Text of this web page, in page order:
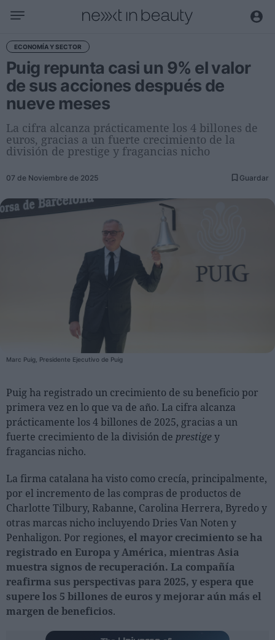
Negocio
Editorial
Actualidad
Economía y sector
Nombramientos
Entrevistas a directivos
Innovación
Proveedores
Estética
Perfumería
Lujo
Eventos
Agenda de actividades
Ferias sectoriales
Formaciones destacadas
Opinión
ECONOMÍA Y SECTOR
Puig repunta casi un 9% el valor
de sus acciones después de
nueve meses
La cifra alcanza prácticamente los 4 billones de
euros, gracias a un fuerte crecimiento de la
división de prestige y fragancias nicho
07 de Noviembre de 2025 Guardar
Marc Puig, Presidente Ejecutivo de Puig
Puig ha registrado un crecimiento de su beneficio por
primera vez en lo que va de año. La cifra alcanza
prácticamente los 4 billones de 2025, gracias a un
fuerte crecimiento de la división de prestigey
fragancias nicho.
La firma catalana ha visto como crecía, principalmente,
por el incremento de las compras de productos de
Charlotte Tilbury, Rabanne, Carolina Herrera, Byredo y
otras marcas nicho incluyendo Dries Van Noten y
Penhaligon. Por regiones, el mayor crecimiento se ha
registrado en Europa y América, mientras Asia
muestra signos de recuperación. La compañía
reafirma sus perspectivas para 2025, y espera que
supere los 5 billones de euros y mejorar aún más el
margen de beneficios.